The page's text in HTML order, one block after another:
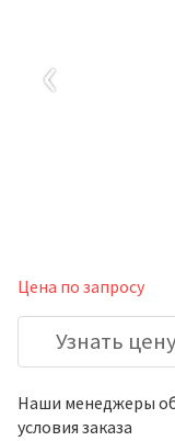
‹
Цена по запросу
Узнать
Наши менеджеры
условия заказа